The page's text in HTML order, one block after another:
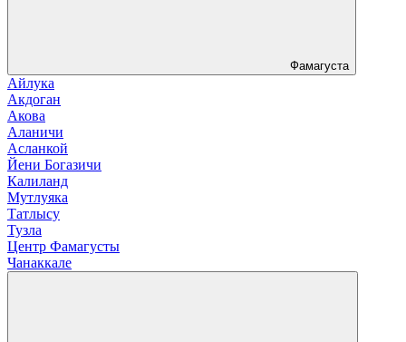
Фамагуста
Айлука
Акдоган
Акова
Аланичи
Асланкой
Йени Богазичи
Калиланд
Мутлуяка
Татлысу
Тузла
Центр Фамагусты
Чанаккале